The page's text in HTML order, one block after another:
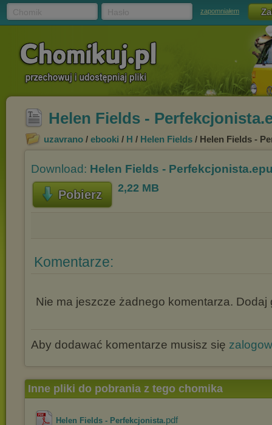
zapomniałem
Helen Fields -
uzavrano / ebooki / H / Helen Fields / Helen Fields -
Download: Helen Fields -
Pobierz 2,22 MB
Komentarze:
Nie ma jeszcze żadnego komentarza. Dodaj
Aby dodawać komentarze musisz się
Inne pliki do pobrania z tego chomika
Helen Fields - Perfekcjonista.pdf